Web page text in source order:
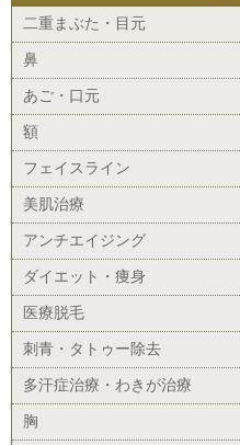
二重まぶた・目元
鼻
あご・口元
額
フェイスライン
美肌治療
アンチエイジング
ダイエット・痩身
医療脱毛
刺青・タトゥー除去
多汗症治療・わきが治療
胸